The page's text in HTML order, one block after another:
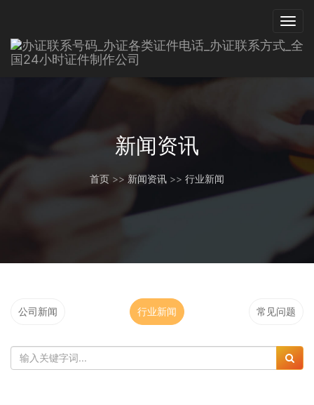
新闻资讯
首页 >> 新闻资讯 >> 行业新闻
公司新闻 行业新闻 常见问题